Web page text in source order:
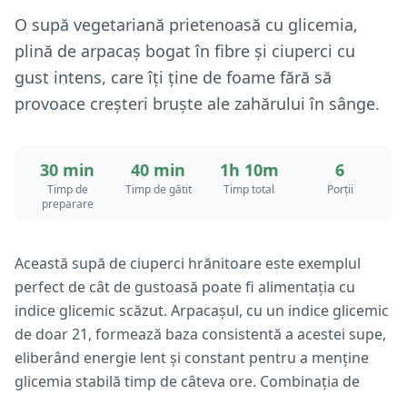
O supă vegetariană prietenoasă cu glicemia,
plină de arpacaș bogat în fibre și ciuperci cu
gust intens, care îți ține de foame fără să
provoace creșteri bruște ale zahărului în sânge.
30 min
Timp de
preparare
40 min
Timp de gătit
1h 10m
Timp total
6
Porții
Această supă de ciuperci hrănitoare este exemplul
perfect de cât de gustoasă poate fi alimentația cu
indice glicemic scăzut. Arpacașul, cu un indice glicemic
de doar 21, formează baza consistentă a acestei supe,
eliberând energie lent și constant pentru a menține
glicemia stabilă timp de câteva ore. Combinația de